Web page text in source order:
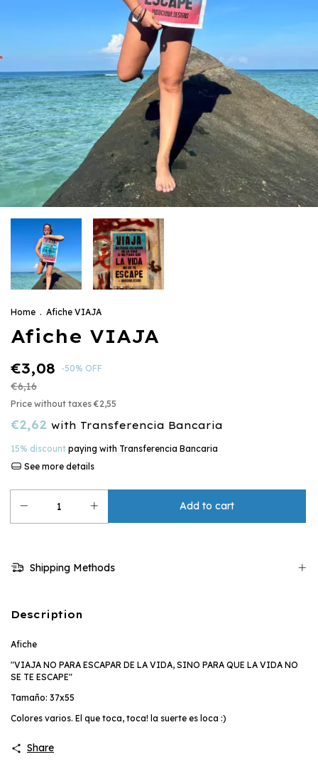
Home . Afiche VIAJA
Afiche VIAJA
€3,08 -50% OFF
€6,16
Price without taxes €2,55
€2,62 with Transferencia Bancaria
15% discount paying with Transferencia Bancaria
See more details
Shipping Methods
Description
Afiche
"VIAJA NO PARA ESCAPAR DE LA VIDA, SINO PARA QUE LA VIDA NO
SE TE ESCAPE"
Tamaño: 37x55
Colores varios. El que toca, toca! la suerte es loca :)
Share